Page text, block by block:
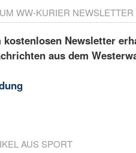
WW-KURIER NEWSLETTER
kostenlosen Newsletter
aus dem
AUS SPORT